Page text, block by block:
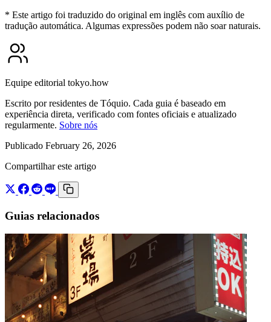
* Este artigo foi traduzido do original em inglês com auxílio de
tradução automática. Algumas expressões podem não soar naturais.
Equipe editorial tokyo.how
Escrito por residentes de Tóquio. Cada guia é baseado em
experiência direta, verificado com fontes oficiais e atualizado
regularmente. Sobre nós
Publicado February 26, 2026
Compartilhar este artigo
Guias relacionados